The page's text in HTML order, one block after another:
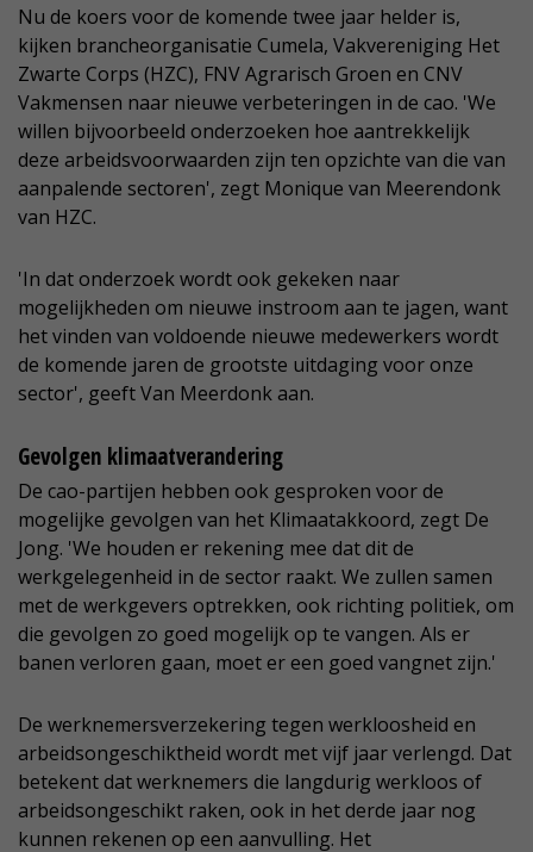
Nu de koers voor de komende twee jaar helder is,
kijken brancheorganisatie Cumela, Vakvereniging Het
Zwarte Corps (HZC), FNV Agrarisch Groen en CNV
Vakmensen naar nieuwe verbeteringen in de cao. 'We
willen bijvoorbeeld onderzoeken hoe aantrekkelijk
deze arbeidsvoorwaarden zijn ten opzichte van die van
aanpalende sectoren', zegt Monique van Meerendonk
van HZC.
'In dat onderzoek wordt ook gekeken naar
mogelijkheden om nieuwe instroom aan te jagen, want
het vinden van voldoende nieuwe medewerkers wordt
de komende jaren de grootste uitdaging voor onze
sector', geeft Van Meerdonk aan.
Gevolgen klimaatverandering
De cao-partijen hebben ook gesproken voor de
mogelijke gevolgen van het Klimaatakkoord, zegt De
Jong. 'We houden er rekening mee dat dit de
werkgelegenheid in de sector raakt. We zullen samen
met de werkgevers optrekken, ook richting politiek, om
die gevolgen zo goed mogelijk op te vangen. Als er
banen verloren gaan, moet er een goed vangnet zijn.'
De werknemersverzekering tegen werkloosheid en
arbeidsongeschiktheid wordt met vijf jaar verlengd. Dat
betekent dat werknemers die langdurig werkloos of
arbeidsongeschikt raken, ook in het derde jaar nog
kunnen rekenen op een aanvulling. Het